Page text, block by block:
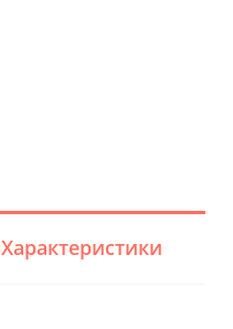
Характеристики